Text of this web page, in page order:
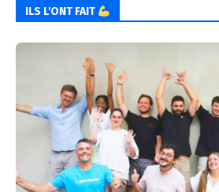
ILS L'ONT FAIT